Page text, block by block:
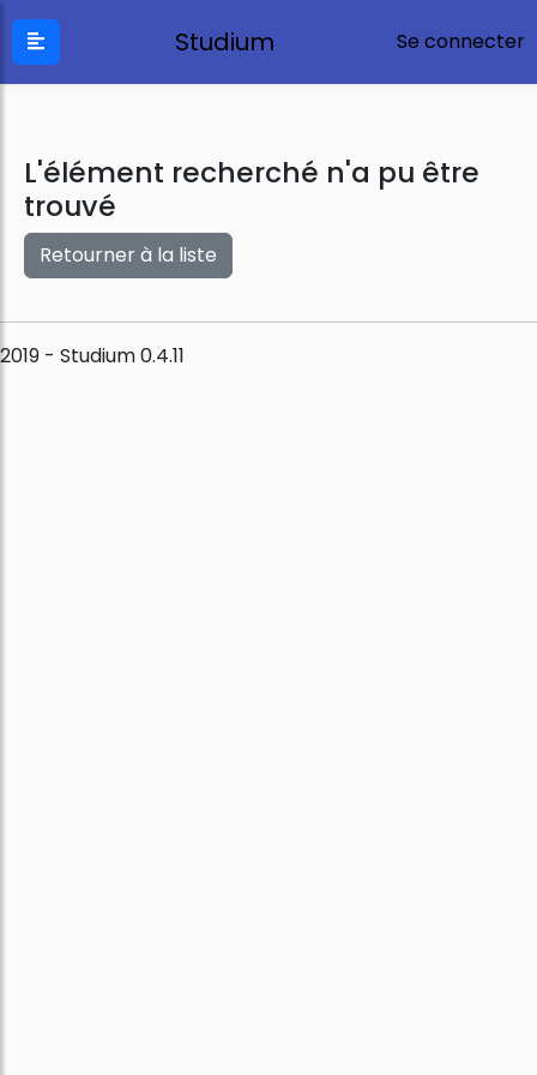
Studium Se connecter
L'élément recherché n'a pu être
trouvé
Retourner à la liste
2019 - Studium 0.4.11